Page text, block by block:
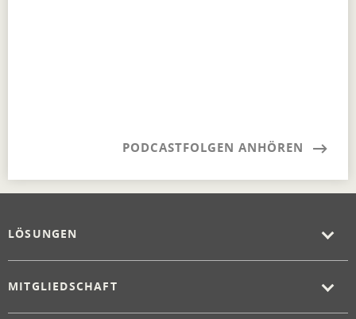
PODCASTFOLGEN ANHÖREN
LÖSUNGEN
MITGLIEDSCHAFT